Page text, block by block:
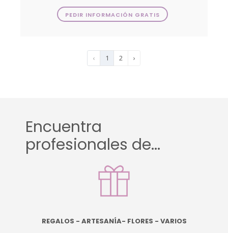
PEDIR INFORMACIÓN GRATIS
‹ 1 2 ›
Encuentra
profesionales de...
REGALOS - ARTESANÍA- FLORES - VARIOS